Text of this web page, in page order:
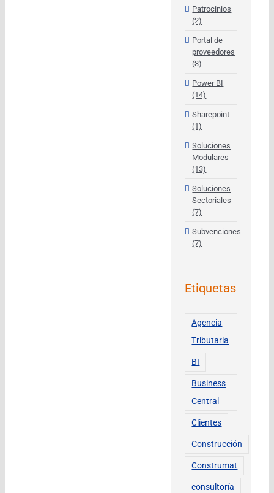
Patrocinios
(2)
Portal de
proveedores
(3)
Power BI
(14)
Sharepoint
(1)
Soluciones
Modulares
(13)
Soluciones
Sectoriales
(7)
Subvenciones
(7)
Etiquetas
Agencia
Tributaria
BI
Business
Central
Clientes
Construcción
Construmat
consultoría